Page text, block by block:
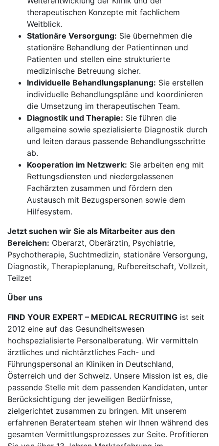
therapeutischen Konzepte mit fachlichem
Weitblick.
Stationäre Versorgung: Sie übernehmen die
stationäre Behandlung der Patientinnen und
Patienten und stellen eine strukturierte
medizinische Betreuung sicher.
Individuelle Behandlungsplanung: Sie erstellen
individuelle Behandlungspläne und koordinieren
die Umsetzung im therapeutischen Team.
Diagnostik und Therapie: Sie führen die
allgemeine sowie spezialisierte Diagnostik durch
und leiten daraus passende Behandlungsschritte
ab.
Kooperation im Netzwerk: Sie arbeiten eng mit
Rettungsdiensten und niedergelassenen
Fachärzten zusammen und fördern den
Austausch mit Bezugspersonen sowie dem
Hilfesystem.
Jetzt suchen wir Sie als Mitarbeiter aus den
Bereichen: Oberarzt, Oberärztin, Psychiatrie,
Psychotherapie, Suchtmedizin, stationäre Versorgung,
Diagnostik, Therapieplanung, Rufbereitschaft, Vollzeit,
Teilzet
Über uns
FIND YOUR EXPERT – MEDICAL RECRUITING ist seit
2012 eine auf das Gesundheitswesen
hochspezialisierte Personalberatung. Wir vermitteln
ärztliches und nichtärztliches Fach- und
Führungspersonal an Kliniken in Deutschland,
Österreich und der Schweiz. Unsere Mission ist es, die
passende Stelle mit dem passenden Kandidaten, unter
Berücksichtigung der jeweiligen Bedürfnisse,
zielgerichtet zusammen zu bringen. Mit unserem
erfahrenen Beraterteam stehen wir Ihnen während des
gesamten Vermittlungsprozesses zur Seite. Profitieren